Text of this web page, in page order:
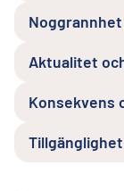
Aktualitet
Konsekvens